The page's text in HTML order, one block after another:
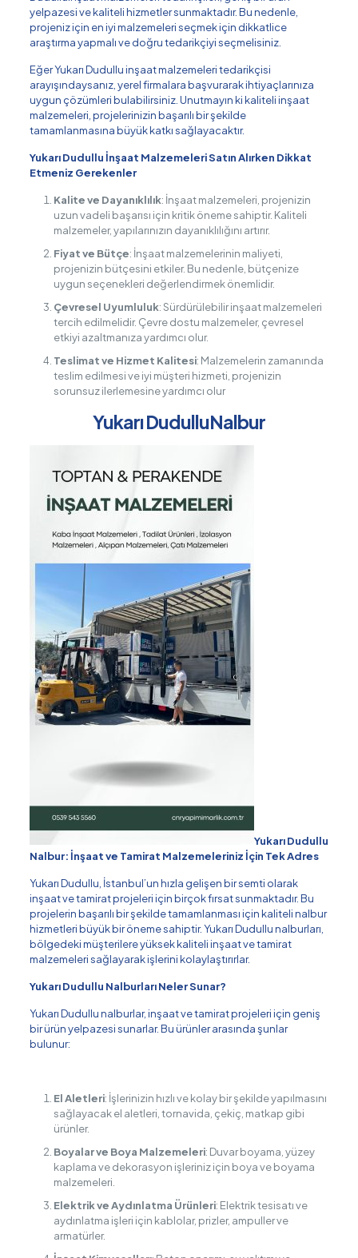
yelpazesi ve kaliteli hizmetler sunmaktadır. Bu nedenle,
projeniz için en iyi malzemeleri seçmek için dikkatlice
araştırma yapmalı ve doğru tedarikçiyi seçmelisiniz.
Eğer Yukarı Dudullu inşaat malzemeleri tedarikçisi
arayışındaysanız, yerel firmalara başvurarak ihtiyaçlarınıza
uygun çözümleri bulabilirsiniz. Unutmayın ki kaliteli inşaat
malzemeleri, projelerinizin başarılı bir şekilde
tamamlanmasına büyük katkı sağlayacaktır.
Yukarı Dudullu İnşaat Malzemeleri Satın Alırken Dikkat
Etmeniz Gerekenler
Kalite ve Dayanıklılık: İnşaat malzemeleri, projenizin
uzun vadeli başarısı için kritik öneme sahiptir. Kaliteli
malzemeler, yapılarınızın dayanıklılığını artırır.
Fiyat ve Bütçe: İnşaat malzemelerinin maliyeti,
projenizin bütçesini etkiler. Bu nedenle, bütçenize
uygun seçenekleri değerlendirmek önemlidir.
Çevresel Uyumluluk: Sürdürülebilir inşaat malzemeleri
tercih edilmelidir. Çevre dostu malzemeler, çevresel
etkiyi azaltmanıza yardımcı olur.
Teslimat ve Hizmet Kalitesi: Malzemelerin zamanında
teslim edilmesi ve iyi müşteri hizmeti, projenizin
sorunsuz ilerlemesine yardımcı olur
Yukarı DudulluNalbur
Yukarı Dudullu
Nalbur: İnşaat ve Tamirat Malzemeleriniz İçin Tek Adres
Yukarı Dudullu, İstanbul’un hızla gelişen bir semti olarak
inşaat ve tamirat projeleri için birçok fırsat sunmaktadır. Bu
projelerin başarılı bir şekilde tamamlanması için kaliteli nalbur
hizmetleri büyük bir öneme sahiptir. Yukarı Dudullu nalburları,
bölgedeki müşterilere yüksek kaliteli inşaat ve tamirat
malzemeleri sağlayarak işlerini kolaylaştırırlar.
Yukarı Dudullu Nalburları Neler Sunar?
Yukarı Dudullu nalburlar, inşaat ve tamirat projeleri için geniş
bir ürün yelpazesi sunarlar. Bu ürünler arasında şunlar
bulunur:
El Aletleri: İşlerinizin hızlı ve kolay bir şekilde yapılmasını
sağlayacak el aletleri, tornavida, çekiç, matkap gibi
ürünler.
Boyalar ve Boya Malzemeleri: Duvar boyama, yüzey
kaplama ve dekorasyon işleriniz için boya ve boyama
malzemeleri.
Elektrik ve Aydınlatma Ürünleri: Elektrik tesisatı ve
aydınlatma işleri için kablolar, prizler, ampuller ve
armatürler.